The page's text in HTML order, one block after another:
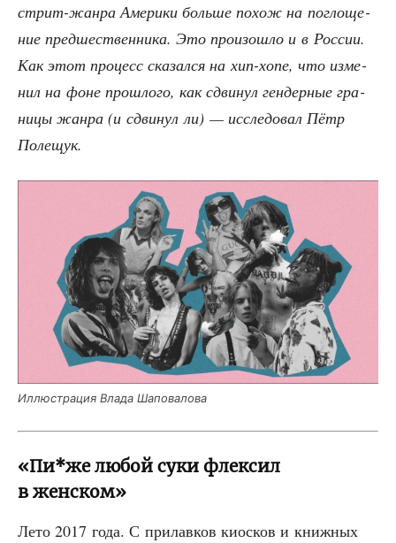
стрит-жан­ра Аме­ри­ки боль­ше похож на погло­ще­
ние пред­ше­ствен­ни­ка. Это про­изо­шло и в Рос­сии.
Как этот про­цесс ска­зал­ся на хип-хопе, что изме­
нил на фоне про­шло­го, как сдви­нул ген­дер­ные гра­
ни­цы жан­ра (и сдви­нул ли) — иссле­до­вал Пётр
Полещук.
Иллю­стра­ция Вла­да Шаповалова
«Пи*же любой суки флексил
в женском»
Лето 2017 года. С при­лав­ков киос­ков и книж­ных